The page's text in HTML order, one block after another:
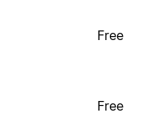
Free
Free